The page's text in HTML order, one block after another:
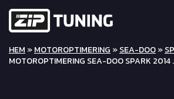
HEM »MOTOROPTIMERING »SEA-DOO»
MOTOROPTIMERING SEA-DOO SPARK